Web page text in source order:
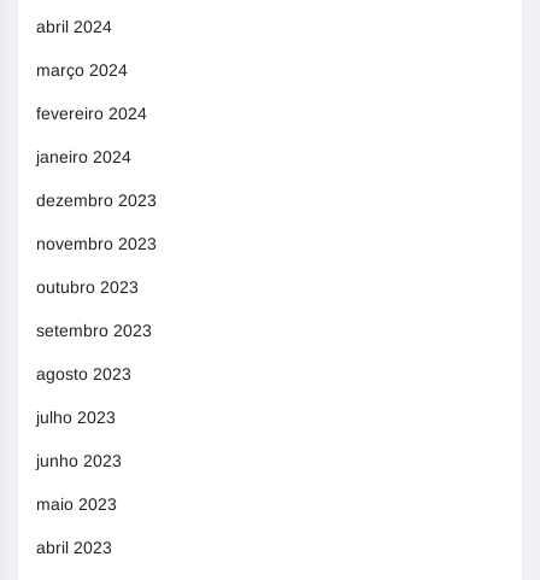
abril 2024
março 2024
fevereiro 2024
janeiro 2024
dezembro 2023
novembro 2023
outubro 2023
setembro 2023
agosto 2023
julho 2023
junho 2023
maio 2023
abril 2023